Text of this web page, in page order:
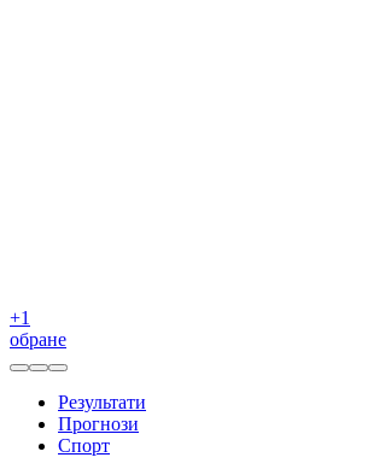
+1
обране
Результати
Прогнози
Спорт